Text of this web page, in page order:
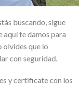
buscando, sigue
aquí te damos para
olvides que lo
con seguridad.
y certificate con los